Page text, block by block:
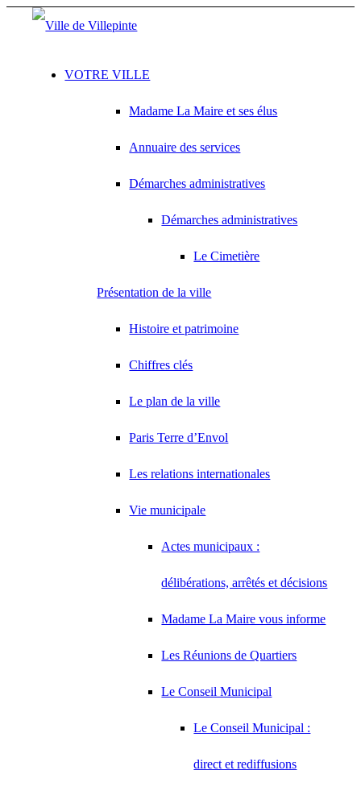
VOTRE VILLE
Madame La Maire et ses élus
Annuaire des services
Démarches administratives
Démarches administratives
Le Cimetière
Présentation de la ville
Histoire et patrimoine
Chiffres clés
Le plan de la ville
Paris Terre d’Envol
Les relations internationales
Vie municipale
Actes municipaux :
délibérations, arrêtés et décisions
Madame La Maire vous informe
Les Réunions de Quartiers
Le Conseil Municipal
Le Conseil Municipal :
direct et rediffusions